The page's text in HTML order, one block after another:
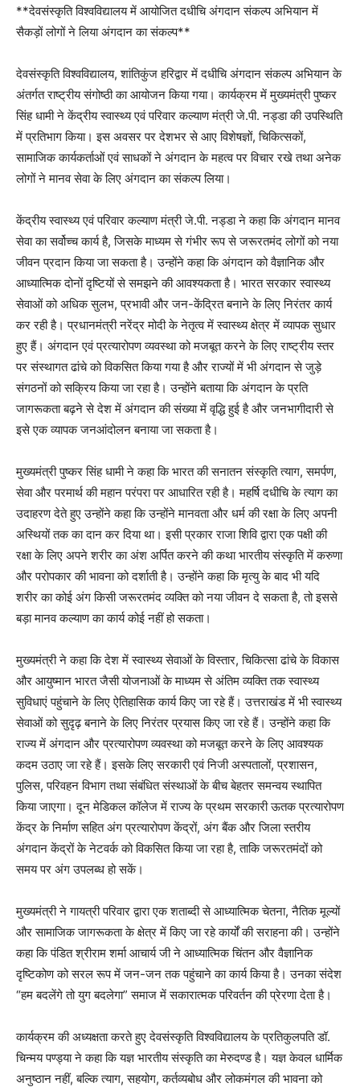
**देवसंस्कृति विश्वविद्यालय में आयोजित दधीचि अंगदान संकल्प अभियान में
सैकड़ों लोगों ने लिया अंगदान का संकल्प**
देवसंस्कृति विश्वविद्यालय, शांतिकुंज हरिद्वार में दधीचि अंगदान संकल्प अभियान के
अंतर्गत राष्ट्रीय संगोष्ठी का आयोजन किया गया। कार्यक्रम में मुख्यमंत्री पुष्कर
सिंह धामी ने केंद्रीय स्वास्थ्य एवं परिवार कल्याण मंत्री जे.पी. नड्डा की उपस्थिति
में प्रतिभाग किया। इस अवसर पर देशभर से आए विशेषज्ञों, चिकित्सकों,
सामाजिक कार्यकर्ताओं एवं साधकों ने अंगदान के महत्व पर विचार रखे तथा अनेक
लोगों ने मानव सेवा के लिए अंगदान का संकल्प लिया।
केंद्रीय स्वास्थ्य एवं परिवार कल्याण मंत्री जे.पी. नड्डा ने कहा कि अंगदान मानव
सेवा का सर्वोच्च कार्य है, जिसके माध्यम से गंभीर रूप से जरूरतमंद लोगों को नया
जीवन प्रदान किया जा सकता है। उन्होंने कहा कि अंगदान को वैज्ञानिक और
आध्यात्मिक दोनों दृष्टियों से समझने की आवश्यकता है। भारत सरकार स्वास्थ्य
सेवाओं को अधिक सुलभ, प्रभावी और जन-केंद्रित बनाने के लिए निरंतर कार्य
कर रही है। प्रधानमंत्री नरेंद्र मोदी के नेतृत्व में स्वास्थ्य क्षेत्र में व्यापक सुधार
हुए हैं। अंगदान एवं प्रत्यारोपण व्यवस्था को मजबूत करने के लिए राष्ट्रीय स्तर
पर संस्थागत ढांचे को विकसित किया गया है और राज्यों में भी अंगदान से जुड़े
संगठनों को सक्रिय किया जा रहा है। उन्होंने बताया कि अंगदान के प्रति
जागरूकता बढ़ने से देश में अंगदान की संख्या में वृद्धि हुई है और जनभागीदारी से
इसे एक व्यापक जनआंदोलन बनाया जा सकता है।
मुख्यमंत्री पुष्कर सिंह धामी ने कहा कि भारत की सनातन संस्कृति त्याग, समर्पण,
सेवा और परमार्थ की महान परंपरा पर आधारित रही है। महर्षि दधीचि के त्याग का
उदाहरण देते हुए उन्होंने कहा कि उन्होंने मानवता और धर्म की रक्षा के लिए अपनी
अस्थियों तक का दान कर दिया था। इसी प्रकार राजा शिवि द्वारा एक पक्षी की
रक्षा के लिए अपने शरीर का अंश अर्पित करने की कथा भारतीय संस्कृति में करुणा
और परोपकार की भावना को दर्शाती है। उन्होंने कहा कि मृत्यु के बाद भी यदि
शरीर का कोई अंग किसी जरूरतमंद व्यक्ति को नया जीवन दे सकता है, तो इससे
बड़ा मानव कल्याण का कार्य कोई नहीं हो सकता।
मुख्यमंत्री ने कहा कि देश में स्वास्थ्य सेवाओं के विस्तार, चिकित्सा ढांचे के विकास
और आयुष्मान भारत जैसी योजनाओं के माध्यम से अंतिम व्यक्ति तक स्वास्थ्य
सुविधाएं पहुंचाने के लिए ऐतिहासिक कार्य किए जा रहे हैं। उत्तराखंड में भी स्वास्थ्य
सेवाओं को सुदृढ़ बनाने के लिए निरंतर प्रयास किए जा रहे हैं। उन्होंने कहा कि
राज्य में अंगदान और प्रत्यारोपण व्यवस्था को मजबूत करने के लिए आवश्यक
कदम उठाए जा रहे हैं। इसके लिए सरकारी एवं निजी अस्पतालों, प्रशासन,
पुलिस, परिवहन विभाग तथा संबंधित संस्थाओं के बीच बेहतर समन्वय स्थापित
किया जाएगा। दून मेडिकल कॉलेज में राज्य के प्रथम सरकारी ऊतक प्रत्यारोपण
केंद्र के निर्माण सहित अंग प्रत्यारोपण केंद्रों, अंग बैंक और जिला स्तरीय
अंगदान केंद्रों के नेटवर्क को विकसित किया जा रहा है, ताकि जरूरतमंदों को
समय पर अंग उपलब्ध हो सकें।
मुख्यमंत्री ने गायत्री परिवार द्वारा एक शताब्दी से आध्यात्मिक चेतना, नैतिक मूल्यों
और सामाजिक जागरूकता के क्षेत्र में किए जा रहे कार्यों की सराहना की। उन्होंने
कहा कि पंडित श्रीराम शर्मा आचार्य जी ने आध्यात्मिक चिंतन और वैज्ञानिक
दृष्टिकोण को सरल रूप में जन-जन तक पहुंचाने का कार्य किया है। उनका संदेश
“हम बदलेंगे तो युग बदलेगा” समाज में सकारात्मक परिवर्तन की प्रेरणा देता है।
कार्यक्रम की अध्यक्षता करते हुए देवसंस्कृति विश्वविद्यालय के प्रतिकुलपति डॉ.
चिन्मय पण्ड्या ने कहा कि यज्ञ भारतीय संस्कृति का मेरुदण्ड है। यज्ञ केवल धार्मिक
अनुष्ठान नहीं, बल्कि त्याग, सहयोग, कर्तव्यबोध और लोकमंगल की भावना को